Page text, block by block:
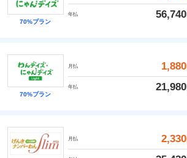
70%プラン
年払 56,740
70%プラン
月払 1,880
年払 21,980
月払 2,330